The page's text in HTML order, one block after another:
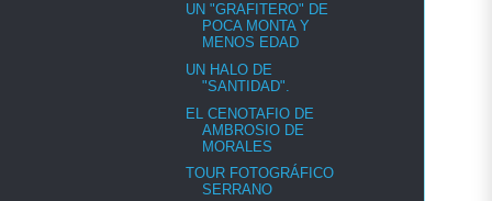
UN "GRAFITERO" DE
POCA MONTA Y
MENOS EDAD
UN HALO DE
"SANTIDAD".
EL CENOTAFIO DE
AMBROSIO DE
MORALES
TOUR FOTOGRÁFICO
SERRANO